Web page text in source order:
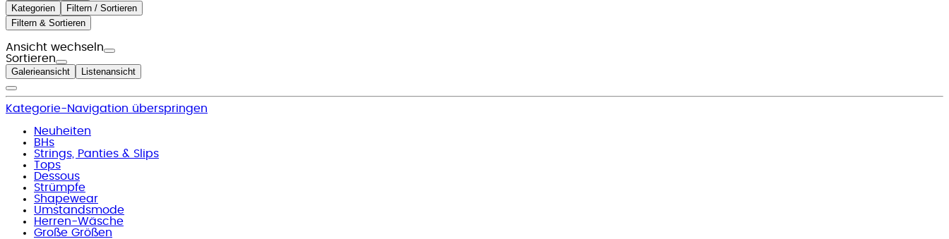
Kategorien
Filtern / Sortieren
Filtern & Sortieren
Ansicht wechseln
Sortieren
Galerieansicht Listenansicht
Kategorie-Navigation überspringen
Neuheiten
BHs
Strings, Panties & Slips
Tops
Dessous
Strümpfe
Shapewear
Umstandsmode
Herren-Wäsche
Große Größen